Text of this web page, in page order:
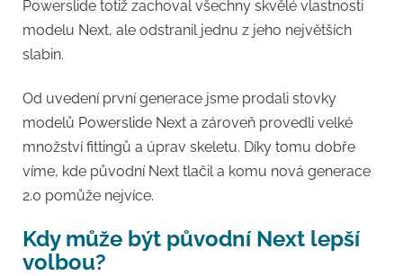
Powerslide totiž zachoval všechny skvělé vlastnosti
modelu Next, ale odstranil jednu z jeho největších
slabin.
Od uvedení první generace jsme prodali stovky
modelů Powerslide Next a zároveň provedli velké
množství fittingů a úprav skeletu. Díky tomu dobře
víme, kde původní Next tlačil a komu nová generace
2.0 pomůže nejvíce.
Kdy může být původní Next lepší
volbou?